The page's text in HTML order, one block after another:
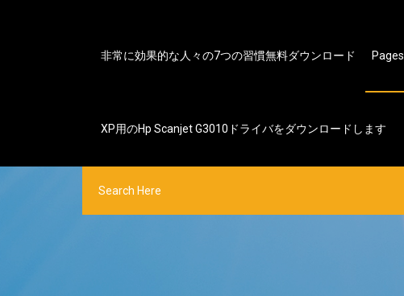
非常に効果的な人々の7つの習慣無料ダウンロード Pages
XP用のhp Scanjet G3010ドライバをダウンロードします